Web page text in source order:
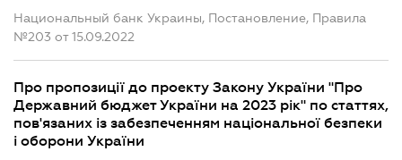
Национальный банк Украины, Постановление, Правила
№203 от 15.09.2022
Про пропозиції до проекту Закону України "Про
Державний бюджет України на 2023 рік" по статтях,
пов'язаних із забезпеченням національної безпеки
і оборони України